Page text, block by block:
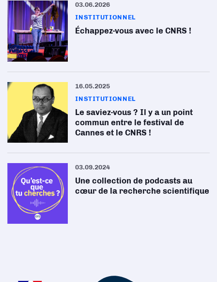
03.06.2026
INSTITUTIONNEL
Échappez-vous avec le CNRS !
16.05.2025
INSTITUTIONNEL
Le saviez-vous ? Il y a un point
commun entre le festival de
Cannes et le CNRS !
03.09.2024
Une collection de podcasts au
cœur de la recherche scientifique